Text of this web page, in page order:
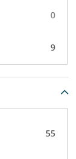
0
9
55